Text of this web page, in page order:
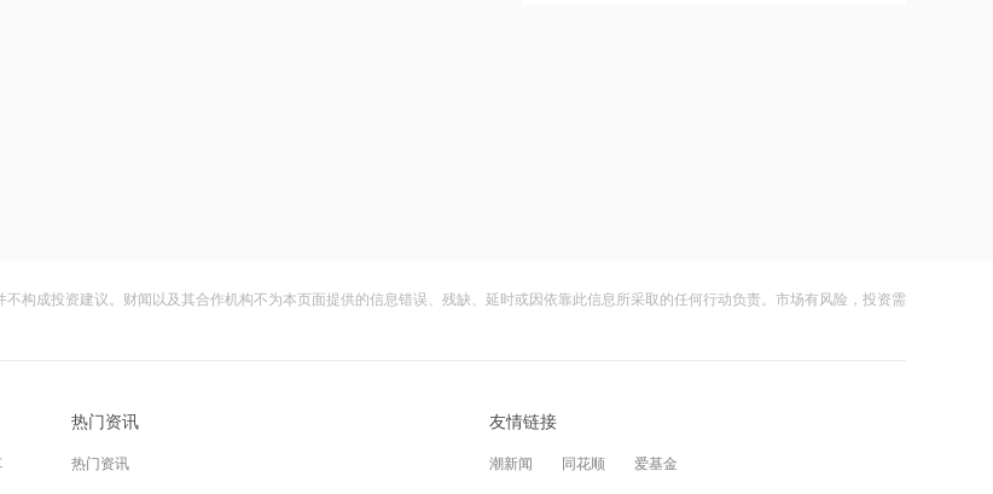
金迎时差红利，散户福音还是量化镰刀
09:41
构成投资建议。财闻以及其合作机构不为本页面提供的信息错误、残缺、延时或因依靠此信息所采取的任何行动负责。市场有风险，投资需
热门资讯
热门资讯
友情链接
潮新闻 同花顺 爱基金